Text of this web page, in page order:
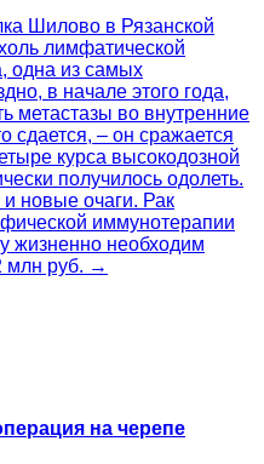
Шилово в Рязанской
лимфатической
одна из самых
в начале этого года,
метастазы во внутренние
сдается, – он сражается
курса высокодозной
получилось одолеть.
новые очаги. Рак
иммунотерапии
жизненно необходим
млн руб. →
на черепе